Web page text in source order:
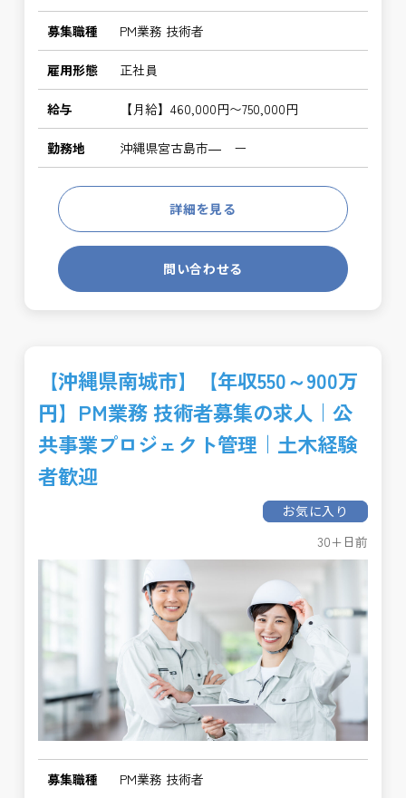
募集職種 PM業務 技術者
雇用形態 正社員
給与 【月給】460,000円〜750,000円
勤務地 沖縄県宮古島市― ー
詳細を見る
問い合わせる
【沖縄県南城市】【年収550～900万
円】PM業務 技術者募集の求人｜公
共事業プロジェクト管理｜土木経験
者歓迎
お気に入り
30+日前
募集職種 PM業務 技術者